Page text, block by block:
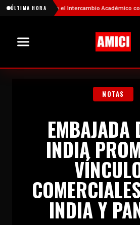
ÚLTIMA HORA
Fortalece el Intercambio Académico con
NOTAS
EMBAJADA
INDIA
INDIA Y